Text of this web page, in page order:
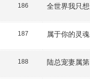
186 全世界我只
187 属于你的灵
188 陆总宠妻属